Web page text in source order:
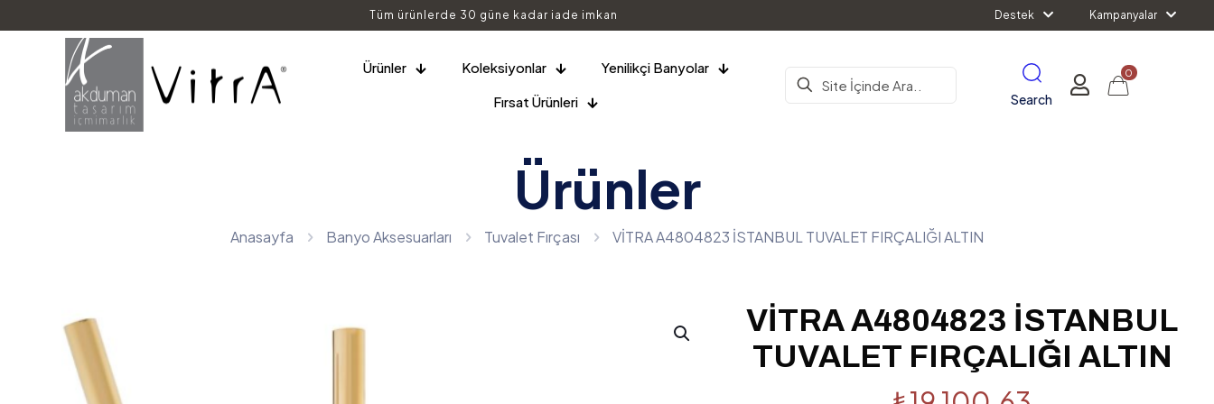
Tüm ürünlerde 30 güne kadar iade imkan Destek Kampanyalar
Ürünler Koleksiyonlar
Yenilikçi Banyolar
Fırsat Ürünleri
Search
0
Ürünler
Anasayfa Banyo Aksesuarları Tuvalet Fırçası VİTRA A4804823 İSTANBUL TUVALET FIRÇALIĞI ALTIN
VİTRA A4804823 İSTANBUL
TUVALET FIRÇALIĞI ALTIN